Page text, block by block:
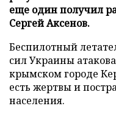
еще один получил
Сергей Аксенов.
Беспилотный
сил Украины
крымском городе
есть жертвы и
населения.